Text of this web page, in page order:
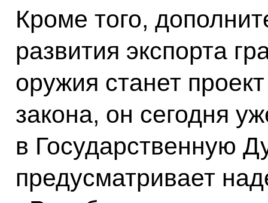
Кроме того,
развития экспорта
оружия станет
закона, он сегодня
в Государственную
предусматривает